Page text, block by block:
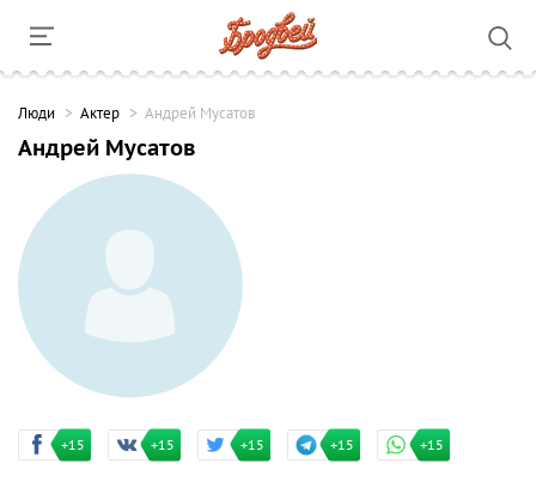
Люди Актер Андрей Мусатов
Андрей Мусатов
+15 +15 +15 +15 +15